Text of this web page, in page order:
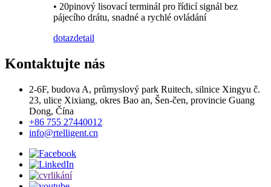
• 20pinový lisovací terminál pro řídicí signál bez
pájecího drátu, snadné a rychlé ovládání
dotazdetail
Kontaktujte nás
2-6F, budova A, průmyslový park Ruitech, silnice Xingyu č.
23, ulice Xixiang, okres Bao an, Šen-čen, provincie Guang
Dong, Čína
+86 755 27440012
info@rtelligent.cn